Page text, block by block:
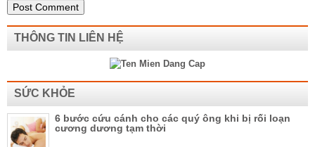
THÔNG TIN LIÊN HỆ
SỨC KHỎE
6 bước cứu cánh cho các quý ông khi bị rối loạn
cương dương tạm thời